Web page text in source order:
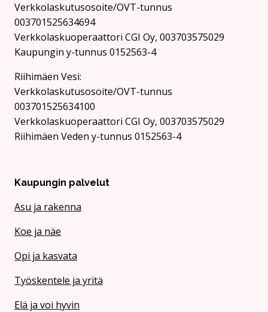
Verkkolaskutusosoite/OVT-tunnus
003701525634694
Verkkolaskuoperaattori CGI Oy, 003703575029
Kaupungin y-tunnus 0152563-4
Rii­hi­mäen Vesi:
Verkkolaskutusosoite/OVT-tunnus
003701525634100
Verkkolaskuoperaattori CGI Oy, 003703575029
Riihimäen Veden y-tunnus 0152563-4
Kaupungin palvelut
Asu ja rakenna
Koe ja näe
Opi ja kasvata
Työskentele ja yritä
Elä ja voi hyvin